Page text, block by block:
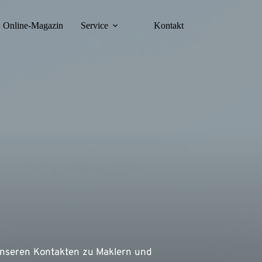
Online-Magazin Service Kontakt
Kontakten zu Maklern und